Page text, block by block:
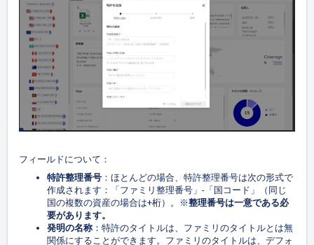
フィールドについて：
特許整理番号 ：ほとんどの場合、特許整理番号は次の形式で
作成されます：「ファミリ整理番号」-「国コード」（同じ
国の複数の資産の場合は+桁）。※整理番号は一意である必
要があります。
発明の名称 ：特許のタイトルは、ファミリのタイトルとは無
関係にすることができます。ファミリのタイトルは、デフォ